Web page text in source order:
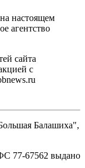
настоящем
агентство
сайта
с
Балашиха",
‎77-67562 выдано